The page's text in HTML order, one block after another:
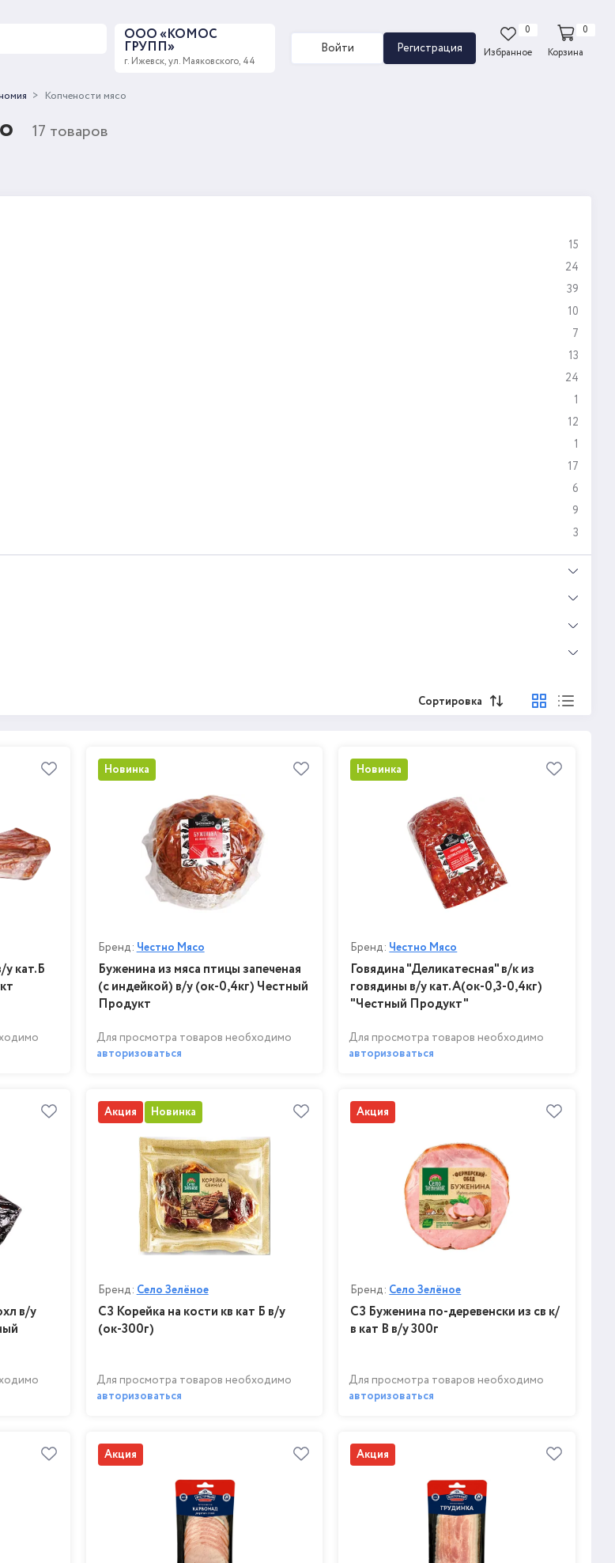
ООО «КОМОС
ГРУПП»
г. Ижевск, ул. Маяковского, 44
Войти Регистрация
0
Избранное
0
Корзина
Копчености мясо
17 товаров
Сортировка
у кат.Б
Новинка
Бренд: Честно Мясо
Буженина из мяса птицы запеченая
(с индейкой) в/у (ок-0,4кг) Честный
Продукт
Для просмотра товаров необходимо
авторизоваться
Новинка
Бренд: Честно Мясо
Говядина "Деликатесная" в/к из
говядины в/у кат.А(ок-0,3-0,4кг)
"Честный Продукт"
Для просмотра товаров необходимо
авторизоваться
в/у
Акция Новинка
Бренд: Село Зелёное
СЗ Корейка на кости кв кат Б в/у
(ок-300г)
Для просмотра товаров необходимо
авторизоваться
Акция
Бренд: Село Зелёное
СЗ Буженина по-деревенски из св к/
в кат В в/у 300г
Для просмотра товаров необходимо
авторизоваться
Акция Акция
15
24
39
10
7
13
24
1
12
1
17
6
9
3